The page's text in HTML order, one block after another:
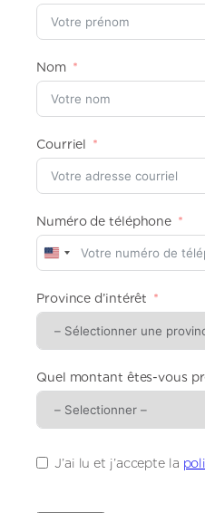
Nom
Courriel
Numéro de téléphone
U
n
t
t
a
t
e
+
Province d’intérêt
Quel montant êtes-vous
J’ai lu et j’accepte la